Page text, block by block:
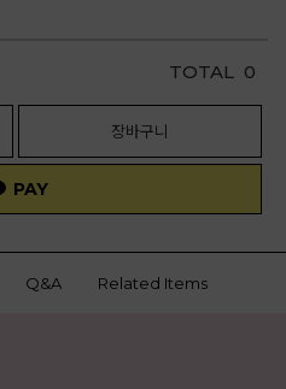
TOTAL 0
장바구니
Q&A Related Items